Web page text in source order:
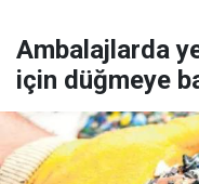
Ambalajlarda
için düğmeye